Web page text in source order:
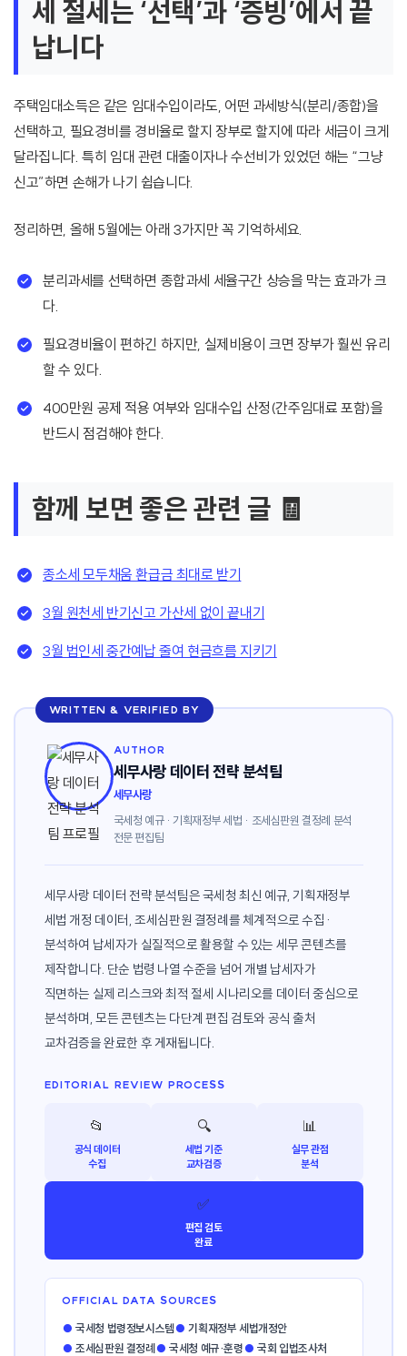
세 절세는 ‘선택’과 ‘증빙’에서 끝
납니다
주택임대소득은 같은 임대수입이라도, 어떤 과세방식(분리/종합)을
선택하고, 필요경비를 경비율로 할지 장부로 할지에 따라 세금이 크게
달라집니다. 특히 임대 관련 대출이자나 수선비가 있었던 해는 “그냥
신고”하면 손해가 나기 쉽습니다.
정리하면, 올해 5월에는 아래 3가지만 꼭 기억하세요.
분리과세를 선택하면 종합과세 세율구간 상승을 막는 효과가 크
다.
필요경비율이 편하긴 하지만, 실제비용이 크면 장부가 훨씬 유리
할 수 있다.
400만원 공제 적용 여부와 임대수입 산정(간주임대료 포함)을
반드시 점검해야 한다.
함께 보면 좋은 관련 글 🧾
종소세 모두채움 환급금 최대로 받기
3월 원천세 반기신고 가산세 없이 끝내기
3월 법인세 중간예납 줄여 현금흐름 지키기
WRITTEN & VERIFIED BY
AUTHOR
세무사랑 데이터 전략 분석팀
세무사랑
국세청 예규 · 기획재정부 세법 · 조세심판원 결정례 분석
전문 편집팀
세무사랑 데이터 전략 분석팀은 국세청 최신 예규, 기획재정부
세법 개정 데이터, 조세심판원 결정례를 체계적으로 수집·
분석하여 납세자가 실질적으로 활용할 수 있는 세무 콘텐츠를
제작합니다. 단순 법령 나열 수준을 넘어 개별 납세자가
직면하는 실제 리스크와 최적 절세 시나리오를 데이터 중심으로
분석하며, 모든 콘텐츠는 다단계 편집 검토와 공식 출처
교차검증을 완료한 후 게재됩니다.
EDITORIAL REVIEW PROCESS
📂
공식 데이터
수집
🔍
세법 기준
교차검증
📊
실무 관점
분석
✅
편집 검토
완료
OFFICIAL DATA SOURCES
● 국세청 법령정보시스템● 기획재정부 세법개정안
● 조세심판원 결정례 ● 국세청 예규·훈령● 국회 입법조사처